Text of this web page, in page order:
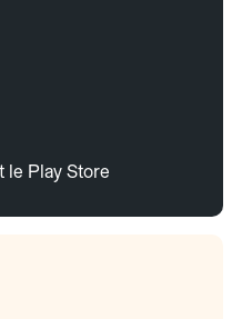
le Play Store